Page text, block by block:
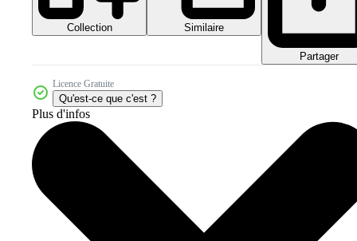
Collection Similaire
Partager
Licence Gratuite
Qu'est-ce que c'est ?
Plus d'infos